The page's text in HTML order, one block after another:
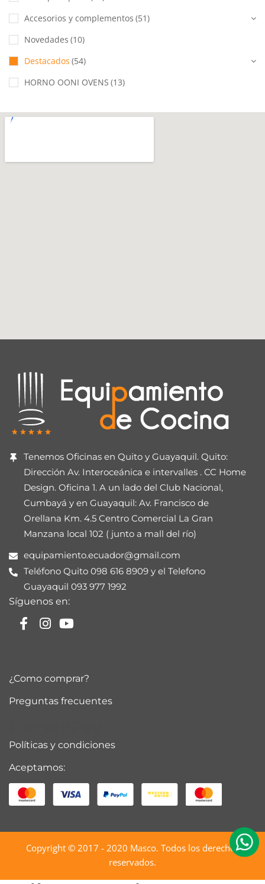
Accesorios y complementos (51)
Novedades (10)
Destacados (54)
HORNO OONI OVENS (13)
Tenemos Oficinas en Quito y Guayaquil. Quito:
Dirección Av. Interoceánica e intervalles . CC Home
Design. Oficina 1. A un lado del Club Nacional,
Cumbayá y en Guayaquil: Av. Francisco de
Orellana Km. 4.5 Centro Comercial La Gran
Manzana local 102 ( junto a mall del río)
equipamiento.ecuador@gmail.com
Teléfono Quito 098 616 8909 y el Telefono
Guayaquil 093 977 1992
Síguenos en:
¿Como comprar?
Preguntas frecuentes
Políticas y condiciones
Aceptamos:
Copyright © 2017 - 2020 Masco. Todos los derechos
reservados.